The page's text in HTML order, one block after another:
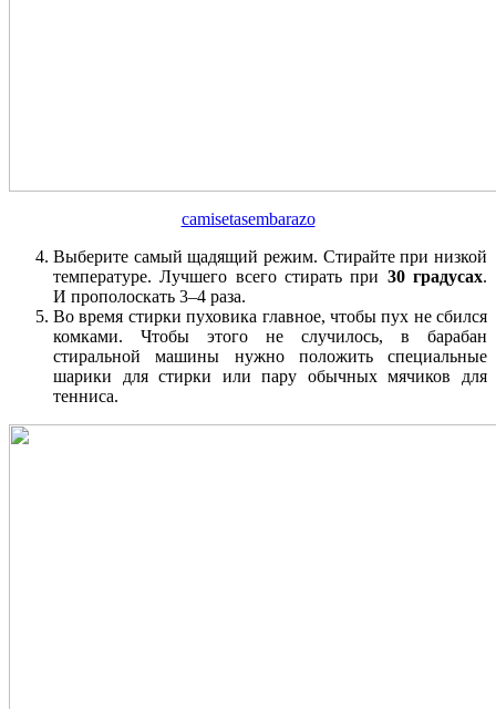
camisetasembarazo
Выберите самый щадящий режим. Стирайте при низкой
температуре. Лучшего всего стирать при 30 градусах.
И прополоскать 3–4 раза.
Во время стирки пуховика главное, чтобы пух не сбился
комками. Чтобы этого не случилось, в барабан
стиральной машины нужно положить специальные
шарики для стирки или пару обычных мячиков для
тенниса.